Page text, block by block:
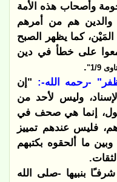
وأصحاب هذه الأمة
والدين هم من أمرهم
كما يظهر الصبح
على خطأ في دين
1/9"
.
-رحمه الله-: "إن
وليس لأحد من
إنما هي صحف في
فليس عندهم تمييز
ما
ألحقوه بكتبهم
.
بنبيها -صلى الله